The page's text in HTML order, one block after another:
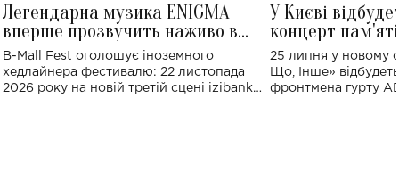
Легендарна музика ENIGMA
вперше прозвучить наживо в
Україні: де відбудеться концерт
B-Mall Fest оголошує іноземного
хедлайнера фестивалю: 22 листопада
2026 року на новій третій сцені izibank
У Києві
концерт
Клименка:
виконають
25 липня у новому
Що, Інше»
фронтмена гурту